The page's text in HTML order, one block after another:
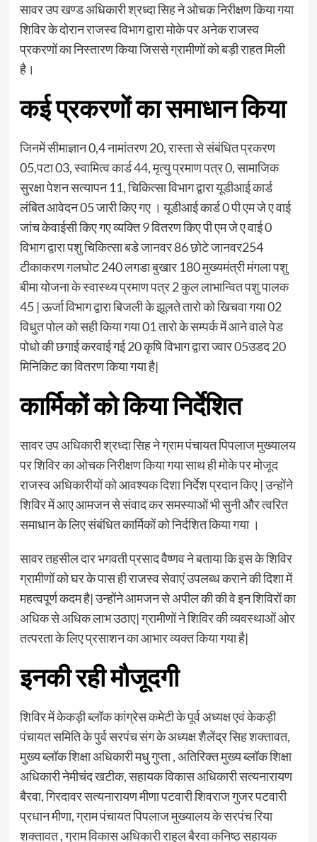
सावर उप खण्ड अधिकारी श्रध्दा सिह ने ओचक निरीक्षण किया गया
शिविर के दोरान राजस्व विभाग द्वारा मोके पर अनेक राजस्व
प्रकरणों का निस्तारण किया जिससे ग्रामीणों को बड़ी राहत मिली
है।
कई प्रकरणों का समाधान किया
जिनमें सीमाज्ञान 0,4 नामांतरण 20, रास्ता से संबंधित प्रकरण
05,पटा 03, स्वामित्व कार्ड 44, मृत्यु प्रमाण पत्र 0, सामाजिक
सुरक्षा पेशन सत्यापन 11, चिकित्सा विभाग द्वारा यूडीआई कार्ड
लंबित आवेदन 05 जारी किए गए । यूडीआई कार्ड 0 पी एम जे ए वाई
जांच केवाईसी किए गए व्यक्ति 9 वितरण किए पी एम जे ए वाई 0
विभाग द्वारा पशु चिकित्सा बडे जानवर 86 छोटे जानवर254
टीकाकरण गलघोट 240 लगडा बुखार 180 मुख्यमंत्री मंगला पशु
बीमा योजना के स्वास्थ्य प्रमाण पत्र 2 कुल लाभान्वित पशु पालक
45 | ऊर्जा विभाग द्वारा बिजली के झूलते तारो को खिचवा गया 02
विधुत पोल को सही किया गया 01 तारो के सम्पर्क में आने वाले पेड
पोधो की छगाई करवाई गई 20 कृषि विभाग द्वारा ज्वार 05उडद 20
मिनिकिट का वितरण किया गया है|
कार्मिकों को किया निर्देशित
सावर उप अधिकारी श्रध्दा सिह ने ग्राम पंचायत पिपलाज मुख्यालय
पर शिविर का ओचक निरीक्षण किया गया साथ ही मोके पर मोजूद
राजस्व अधिकारीयों को आवश्यक दिशा निर्देश प्रदान किए | उन्होंने
शिविर में आए आमजन से संवाद कर समस्याओं भी सुनी और त्वरित
समाधान के लिए संबंधित कार्मिकों को निर्दशित किया गया ।
सावर तहसील दार भगवती प्रसाद वैष्णव ने बताया कि इस के शिविर
ग्रामीणों को घर के पास ही राजस्व सेवाएं उपलब्ध कराने की दिशा में
महत्वपूर्ण कदम है| उन्होंने आमजन से अपील की की वे इन शिविरों का
अधिक से अधिक लाभ उठाए| ग्रामीणों ने शिविर की व्यवस्थाओं ओर
तत्परता के लिए प्रसाशन का आभार व्यक्त किया गया है|
इनकी रही मौजूदगी
शिविर में केकड़ी ब्लॉक कांग्रेस कमेटी के पूर्व अध्यक्ष एवं केकड़ी
पंचायत समिति के पुर्व सरपंच संग के अध्यक्ष शैलेंद्र सिह शक्तावत,
मुख्य ब्लॉक शिक्षा अधिकारी मधु गुप्ता , अतिरिक्त मुख्य ब्लॉक शिक्षा
अधिकारी नेमीचंद खटीक, सहायक विकास अधिकारी सत्यनारायण
बैरवा, गिरदावर सत्यनारायण मीणा पटवारी शिवराज गुजर पटवारी
प्रधान मीणा, ग्राम पंचायत पिपलाज मुख्यालय के सरपंच रिया
शक्तावत , ग्राम विकास अधिकारी राहुल बैरवा कनिष्ठ सहायक